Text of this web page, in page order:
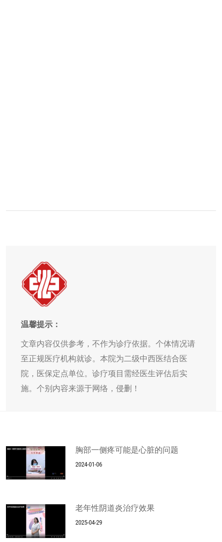
温馨提示：
文章内容仅供参考，不作为诊疗依据。个体情况请
至正规医疗机构就诊。本院为二级中西医结合医
院，医保定点单位。诊疗项目需经医生评估后实
施。个别内容来源于网络，侵删！
胸部一侧疼可能是心脏的问题
2024-01-06
老年性阴道炎治疗效果
2025-04-29